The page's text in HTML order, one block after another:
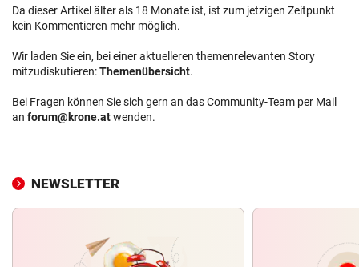
Da dieser Artikel älter als 18 Monate ist, ist zum jetzigen Zeitpunkt
kein Kommentieren mehr möglich.
Wir laden Sie ein, bei einer aktuelleren themenrelevanten Story
mitzudiskutieren:Themenübersicht.
Bei Fragen können Sie sich gern an das Community-Team per Mail
an forum@krone.atwenden.
NEWSLETTER